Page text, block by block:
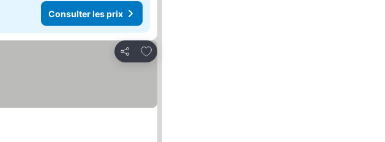
Consulter les prix
Partager
Ajouter à mes favoris